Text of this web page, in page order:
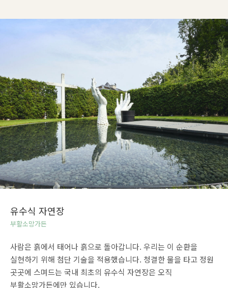
유수식 자연장
부활소망가든
사람은 흙에서 태어나 흙으로 돌아갑니다. 우리는 이 순환을
실현하기 위해 첨단 기술을 적용했습니다. 청결한 물을 타고 정원
곳곳에 스며드는 국내 최초의 유수식 자연장은 오직
부활소망가든에만 있습니다.